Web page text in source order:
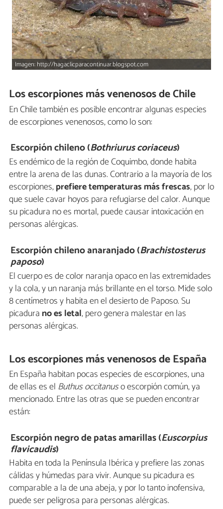
Imagen: http://hagaclicparacontinuar.blogspot.com
Los escorpiones más venenosos de Chile
En Chile también es posible encontrar algunas especies
de escorpiones venenosos, como lo son:
Escorpión chileno (Bothriurus coriaceus)
Es endémico de la región de Coquimbo, donde habita
entre la arena de las dunas. Contrario a la mayoría de los
escorpiones,prefiere temperaturas más frescas, por lo
que suele cavar hoyos para refugiarse del calor. Aunque
su picadura no es mortal, puede causar intoxicación en
personas alérgicas.
Escorpión chileno anaranjado (Brachistosterus
paposo)
El cuerpo es de color naranja opaco en las extremidades
y la cola, y un naranja más brillante en el torso. Mide solo
8 centímetros y habita en el desierto de Paposo. Su
picadura no es letal, pero genera malestar en las
personas alérgicas.
Los escorpiones más venenosos de España
En España habitan pocas especies de escorpiones, una
de ellas es el Buthus occitanuso escorpión común, ya
mencionado. Entre las otras que se pueden encontrar
están:
Escorpión negro de patas amarillas (Euscorpius
flavicaudis)
Habita en toda la Península Ibérica y prefiere las zonas
cálidas y húmedas para vivir. Aunque su picadura es
comparable a la de una abeja, y por lo tanto inofensiva,
puede ser peligrosa para personas alérgicas.